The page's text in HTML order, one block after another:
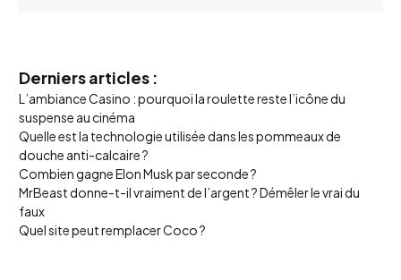
Derniers articles :
L’ambiance Casino : pourquoi la roulette reste l’icône du
suspense au cinéma
Quelle est la technologie utilisée dans les pommeaux de
douche anti-calcaire ?
Combien gagne Elon Musk par seconde ?
MrBeast donne-t-il vraiment de l’argent ? Démêler le vrai du
faux
Quel site peut remplacer Coco ?